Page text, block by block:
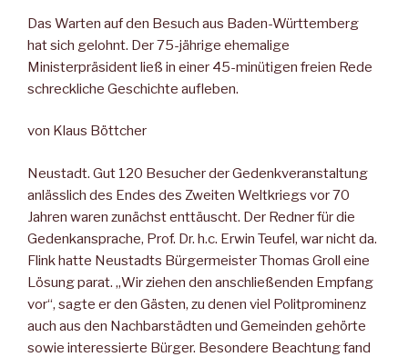
Das Warten auf den Besuch aus Baden-Württemberg
hat sich gelohnt. Der 75-jährige ehemalige
Ministerpräsident ließ in einer 45-minütigen freien Rede
schreckliche Geschichte aufleben.
von Klaus Böttcher
Neustadt. Gut 120 Besucher der Gedenkveranstaltung
anlässlich des Endes des Zweiten Weltkriegs vor 70
Jahren waren zunächst enttäuscht. Der Redner für die
Gedenkansprache, Prof. Dr. h.c. Erwin Teufel, war nicht da.
Flink hatte Neustadts Bürgermeister Thomas Groll eine
Lösung parat. „Wir ziehen den anschließenden Empfang
vor“, sagte er den Gästen, zu denen viel Politprominenz
auch aus den Nachbarstädten und Gemeinden gehörte
sowie interessierte Bürger. Besondere Beachtung fand